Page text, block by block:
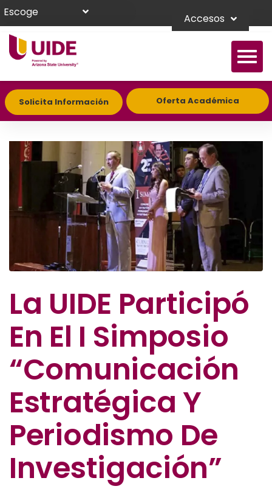
Escoge Accesos
Solicita Información Oferta Académica
La UIDE Participó
En El I Simposio
“Comunicación
Estratégica Y
Periodismo De
Investigación”